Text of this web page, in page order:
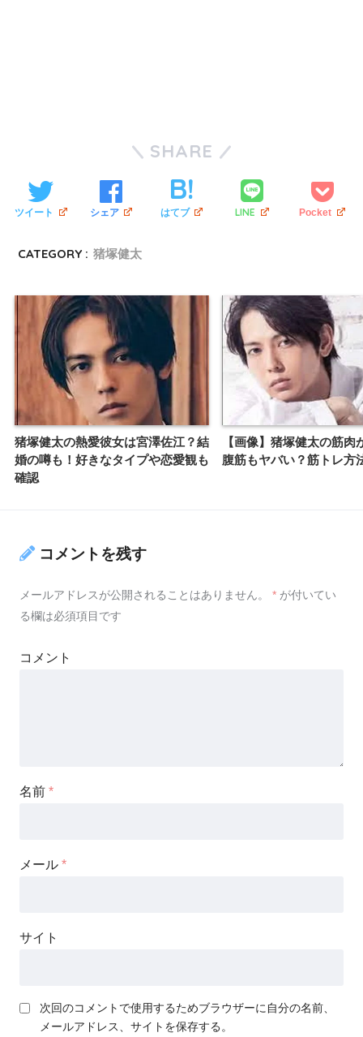
SHARE
ツイート シェア はてブ LINE Pocket
CATEGORY : 猪塚健太
猪塚健太の熱愛彼女は宮澤佐江？結
婚の噂も！好きなタイプや恋愛観も
確認
【画像】猪塚健太の筋肉
腹筋もヤバい？筋トレ方
コメントを残す
メールアドレスが公開されることはありません。 * が付いてい
る欄は必須項目です
コメント
名前 *
メール *
サイト
次回のコメントで使用するためブラウザーに自分の名前、
メールアドレス、サイトを保存する。